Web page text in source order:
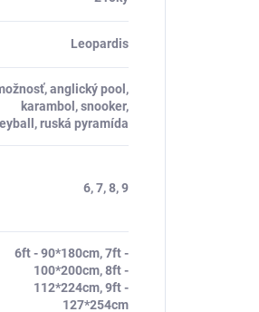
Leopardis
anglický pool,
karambol, snooker,
ruská pyramída
6, 7, 8, 9
6ft - 90*180cm, 7ft -
100*200cm, 8ft -
112*224cm, 9ft -
127*254cm